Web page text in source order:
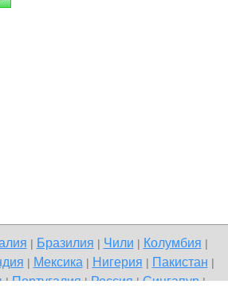
Бразилия Чили Колумбия
Мексика| Нигерия Пакистан
|Португалия|Россия|Сингапур|